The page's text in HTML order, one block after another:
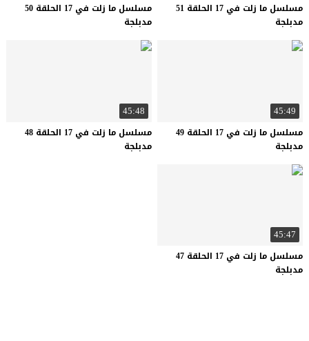
مسلسل ما زلت في 17 الحلقة 51
مدبلجة
مسلسل ما زلت في 17 الحلقة 50
مدبلجة
45:49
مسلسل ما زلت في 17 الحلقة 49
مدبلجة
45:48
مسلسل ما زلت في 17 الحلقة 48
مدبلجة
45:47
مسلسل ما زلت في 17 الحلقة 47
مدبلجة